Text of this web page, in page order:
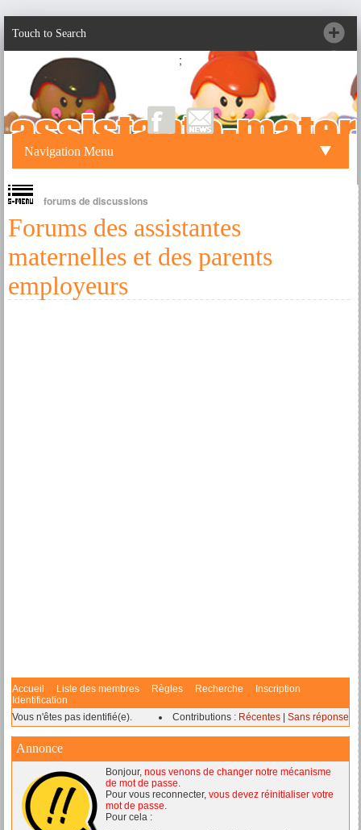
Touch to Search
;
Navigation Menu
forums de discussions
Forums des assistantes
maternelles et des parents
employeurs
Accueil Liste des membres Règles Recherche
Inscription
Identification
Vous n'êtes pas identifié(e).
Contributions : Récentes Sans réponse
Annonce
Bonjour, nous venons de changer notre mécanisme
de mot de passe.
Pour vous reconnecter, vous devez réinitialiser votre
mot de passe.
Pour cela :